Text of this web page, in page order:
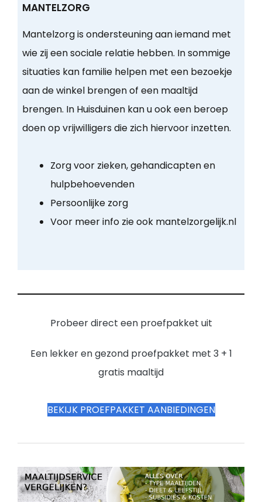
MANTELZORG
Mantelzorg is ondersteuning aan iemand met
wie zij een sociale relatie hebben. In sommige
situaties kan familie helpen met een bezoekje
aan de winkel brengen of een maaltijd
brengen. In Huisduinen kan u ook een beroep
doen op vrijwilligers die zich hiervoor inzetten.
Zorg voor zieken, gehandicapten en
hulpbehoevenden
Persoonlijke zorg
Voor meer info zie ook mantelzorgelijk.nl
Probeer direct een proefpakket uit
Een lekker en gezond proefpakket met 3 + 1
gratis maaltijd
BEKIJK PROEFPAKKET AANBIEDINGEN